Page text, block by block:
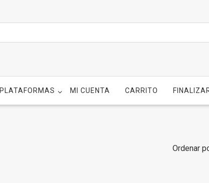
PLATAFORMAS MI CUENTA CARRITO